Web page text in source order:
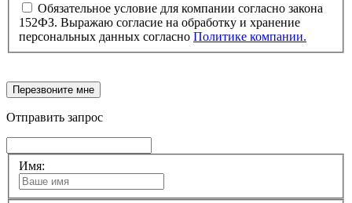
Обязательное условие для компании согласно закона
152ФЗ. Выражаю согласие на обработку и хранение
персональных данных согласно Политике компании.
Перезвоните мне
Отправить запрос
Имя: